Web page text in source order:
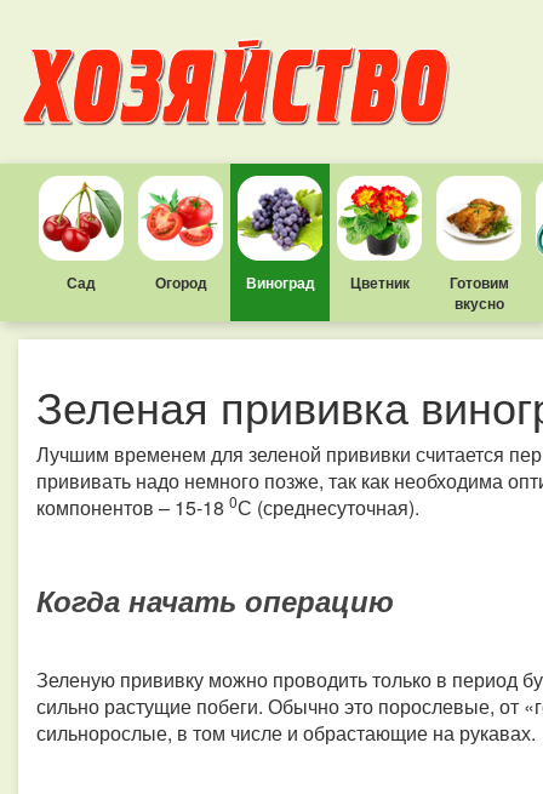
Сад Огород Виноград Цветник
Готовим
вкусно
Зеленая прививка
Лучшим временем для зеленой прививки считается
прививать надо немного позже, так как необходима
компонентов – 15-18 0С (среднесуточная).
Когда начать операцию
Зеленую прививку можно проводить только в период
сильно растущие побеги. Обычно это порослевые, от
сильнорослые, в том числе и обрастающие на рукавах.